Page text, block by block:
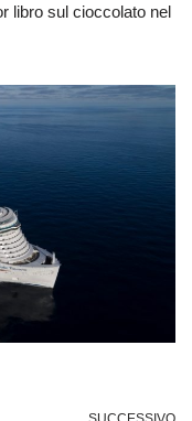
libro sul cioccolato nel